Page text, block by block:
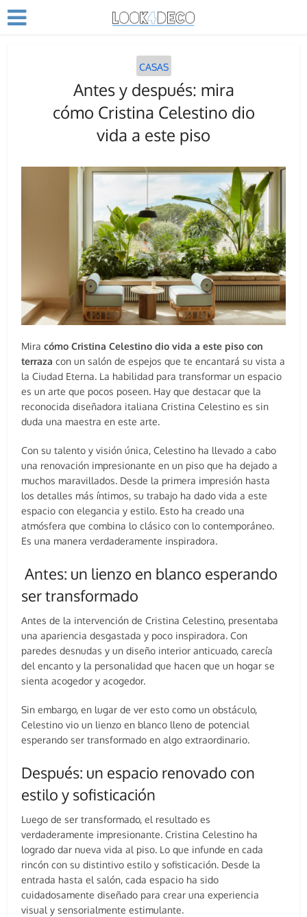
CASAS
Antes y después: mira
cómo Cristina Celestino dio
vida a este piso
Mira cómo Cristina Celestino dio vida a este piso con
terrazacon un salón de espejos que te encantará su vista a
la Ciudad Eterna. La habilidad para transformar un espacio
es un arte que pocos poseen. Hay que destacar que la
reconocida diseñadora italiana Cristina Celestino es sin
duda una maestra en este arte.
Con su talento y visión única, Celestino ha llevado a cabo
una renovación impresionante en un piso que ha dejado a
muchos maravillados. Desde la primera impresión hasta
los detalles más íntimos, su trabajo ha dado vida a este
espacio con elegancia y estilo. Esto ha creado una
atmósfera que combina lo clásico con lo contemporáneo.
Es una manera verdaderamente inspiradora.
Antes: un lienzo en blanco esperando
ser transformado
Antes de la intervención de Cristina Celestino, presentaba
una apariencia desgastada y poco inspiradora. Con
paredes desnudas y un diseño interior anticuado, carecía
del encanto y la personalidad que hacen que un hogar se
sienta acogedor y acogedor.
Sin embargo, en lugar de ver esto como un obstáculo,
Celestino vio un lienzo en blanco lleno de potencial
esperando ser transformado en algo extraordinario.
Después: un espacio renovado con
estilo y sofisticación
Luego de ser transformado, el resultado es
verdaderamente impresionante. Cristina Celestino ha
logrado dar nueva vida al piso. Lo que infunde en cada
rincón con su distintivo estilo y sofisticación. Desde la
entrada hasta el salón, cada espacio ha sido
cuidadosamente diseñado para crear una experiencia
visual y sensorialmente estimulante.